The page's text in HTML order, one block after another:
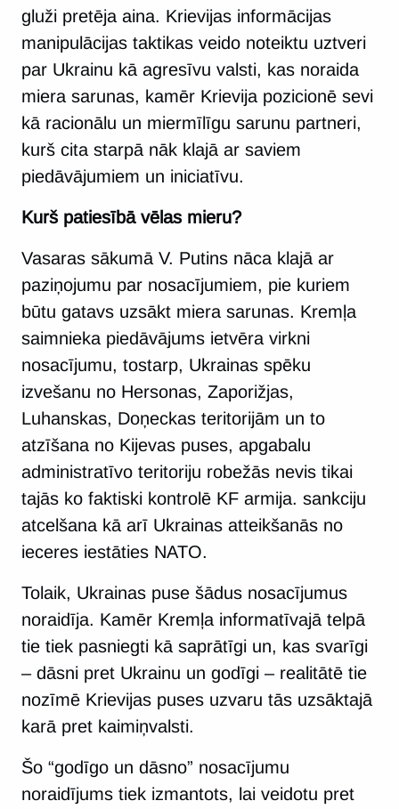
gluži pretēja aina. Krievijas informācijas
manipulācijas taktikas veido noteiktu uztveri
par Ukrainu kā agresīvu valsti, kas noraida
miera sarunas, kamēr Krievija pozicionē sevi
kā racionālu un miermīlīgu sarunu partneri,
kurš cita starpā nāk klajā ar saviem
piedāvājumiem un iniciatīvu.
Kurš patiesībā vēlas mieru?
Vasaras sākumā V. Putins nāca klajā ar
paziņojumu par nosacījumiem, pie kuriem
būtu gatavs uzsākt miera sarunas. Kremļa
saimnieka piedāvājums ietvēra virkni
nosacījumu, tostarp, Ukrainas spēku
izvešanu no Hersonas, Zaporižjas,
Luhanskas, Doņeckas teritorijām un to
atzīšana no Kijevas puses, apgabalu
administratīvo teritoriju robežās nevis tikai
tajās ko faktiski kontrolē KF armija. sankciju
atcelšana kā arī Ukrainas atteikšanās no
ieceres iestāties NATO.
Tolaik, Ukrainas puse šādus nosacījumus
noraidīja. Kamēr Kremļa informatīvajā telpā
tie tiek pasniegti kā saprātīgi un, kas svarīgi
– dāsni pret Ukrainu un godīgi – realitātē tie
nozīmē Krievijas puses uzvaru tās uzsāktajā
karā pret kaimiņvalsti.
Šo “godīgo un dāsno” nosacījumu
noraidījums tiek izmantots, lai veidotu pret